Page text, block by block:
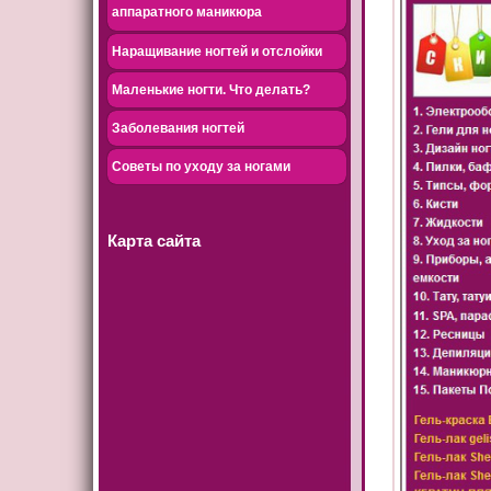
аппаратного маникюра
Наращивание ногтей и отслойки
Маленькие ногти. Что делать?
Заболевания ногтей
Советы по уходу за ногами
Карта сайта